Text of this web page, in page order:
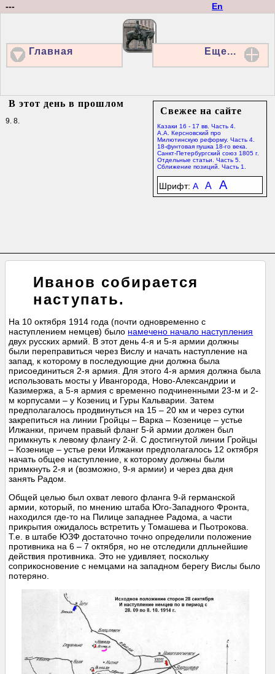
En
---
Главная Еще...
Свежее на сайте
Казаки 16 - 17 вв. Часть 4.
А.А. Керсновский про
Милютинскую реформу. Часть 4.
18-фунтовая пушка 18-го века.
Санкт-Петербургский союз 1805 г.
Отдельные статьи. Часть 5.
Сближение позиций. Часть 1.
Шрифт: A A A
В этот день в прошлом
9. 8.
Иванов собирается
наступать.
На 10 октября 1914 года (почти одновременно с
наступлением немцев) было намечено начало наступления
двух русских армий. В этот день 4-я и 5-я армии должны
были переправиться через Вислу и начать наступление на
запад, к которому в последующие дни должна была
присоединиться 2-я армия. Для этого 4-я армия должна была
использовать мосты у Ивангорода, Ново-Александрии и
Казимержа, а 5-я армия с временно подчиненными 23-м и 2-
м корпусами – у Козениц и Гуры Кальварии. Затем
предполагалось продвинуться на 15 – 20 км и через сутки
закрепиться на линии Гройцы – Варка – Козенице – устье
Илжанки, причем правый фланг 5-й армии должен был
примкнуть к левому флангу 2-й. С достигнутой линии Гройцы
– Козенице – устье реки Илжанки предполагалось 12 октября
начать общее наступление, к которому должны были
примкнуть 2-я и (возможно, 9-я армии) и через два дня
занять Радом.
Общей целью был охват левого фланга 9-й германской
армии, который, по мнению штаба Юго-Западного Фронта,
находился где-то на Пилице западнее Радома, а части
прикрытия ожидалось встретить у Томашева и Пьотрокова.
Т.е. в штабе ЮЗФ достаточно точно определили положение
противника на 6 – 7 октября, но не отследили дпльнейшие
действия противника. Это не удивляет, поскольку
соприкосновение с немцами на западном берегу Вислы было
потеряно.